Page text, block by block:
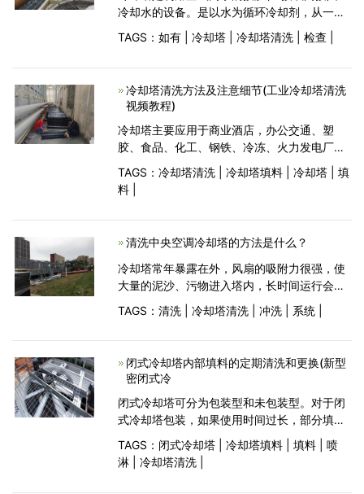
冷却水的设备。是以水为循环冷却剂，从一个
系统中吸收热量并排放至大气中，从而降低塔
内温度，制造冷却水可循环使用的设备。它的
TAGS： 如有| 冷却塔| 冷却塔清洗| 检查
冷却塔清洗方法及注意细节(工业冷却塔清洗
视频教程)
冷却塔主要应用于商业酒店，办公交通、塑
胶、食品、化工、钢铁、冷冻、火力发电厂、
工业水冷却等行业领域。利用水作循环冷却
剂，使塔体内发热的冷却水跟空气流动接触热
交换产生蒸汽，挥发带走热量，排放散至大气
TAGS： 冷却塔清洗| 冷却塔填料| 冷却塔| 填
料|
清洗中央空调冷却塔的方法是什么？
冷却塔常年暴露在外，风扇的吸附力很强，使
大量的泥沙、污物进入塔内，长时间运行会使
冷却塔慢慢的降低散热能力，布水器出水孔很
容易堵塞，泥沙及污垢也很容易进入冷却水系
TAGS： 清洗| 冷却塔清洗| 冲洗| 系统|
闭式冷却塔内部填料的定期清洗和更换(新型
密闭式冷
闭式冷却塔可分为包装型和未包装型。对于闭
式冷却塔包装，如果使用时间过长，部分填料
会脱落，破碎的填料将落入集水器内。随着喷
淋泵的运行进入喷淋系统，与冷却水处理剂反
应，很容易使管道生锈或产生藻类，造成喷淋
TAGS： 闭式冷却塔| 冷却塔填料| 填料| 喷
淋| 冷却塔清洗|